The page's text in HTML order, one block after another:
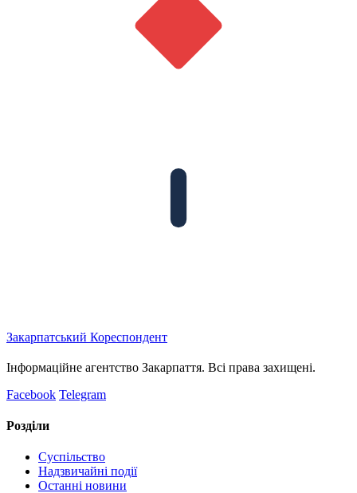
Закарпатський Кореспондент
Інформаційне агентство Закарпаття. Всі права захищені.
Facebook Telegram
Розділи
Суспільство
Надзвичайні події
Останні новини